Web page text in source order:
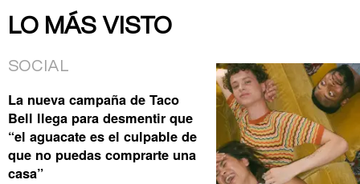
LO MÁS VISTO
SOCIAL
La nueva campaña de Taco
Bell llega para desmentir que
“el aguacate es el culpable de
que no puedas comprarte una
casa”